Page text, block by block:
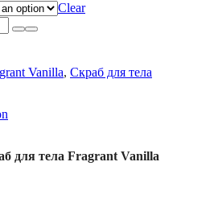
Clear
Vanilla, Скраб для тела
для тела Fragrant Vanilla